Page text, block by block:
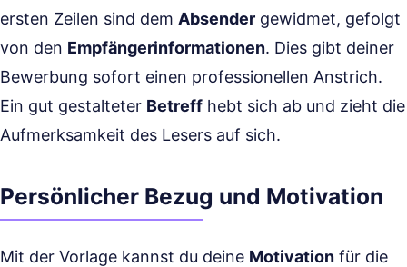
ersten Zeilen sind dem Absender gewidmet, gefolgt
von den Empfängerinformationen. Dies gibt deiner
Bewerbung sofort einen professionellen Anstrich.
Ein gut gestalteter Betreff hebt sich ab und zieht die
Aufmerksamkeit des Lesers auf sich.
Persönlicher Bezug und Motivation
Mit der Vorlage kannst du deine Motivation für die